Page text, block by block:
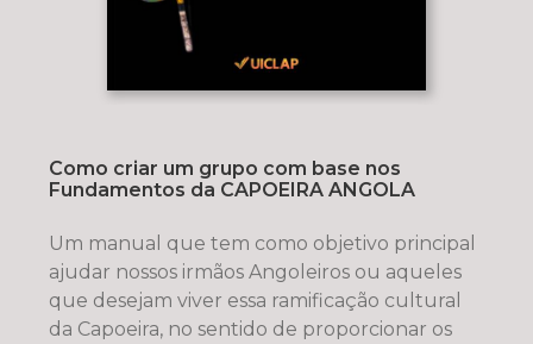
Como criar um grupo com base nos
Fundamentos da CAPOEIRA ANGOLA
Um manual que tem como objetivo principal
ajudar nossos irmãos Angoleiros ou aqueles
que desejam viver essa ramificação cultural
da Capoeira, no sentido de proporcionar os